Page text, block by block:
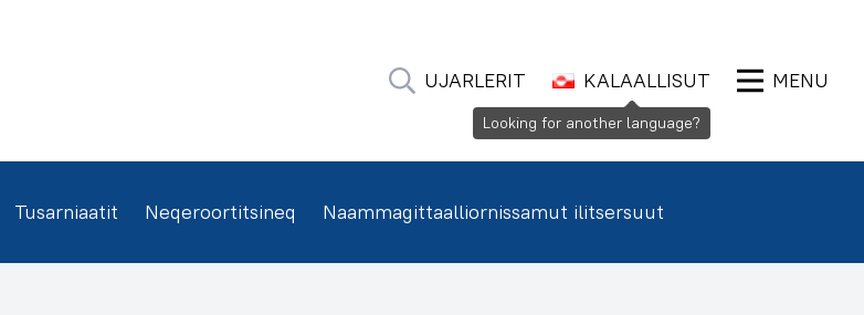
UJARLERIT KALAALLISUT MENU
Tusarniaatit Neqeroortitsineq Naammagittaalliornissamut ilitsersuut
Looking for another language?